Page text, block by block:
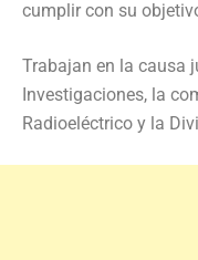
cumplir con su
Trabajan en la causa
Investigaciones, la
Radioeléctrico y la